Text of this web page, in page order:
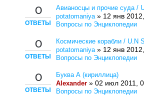
0
ОТВЕТЫ
Авианосцы и прочие суда /
potatomaniya» 12 янв
Вопросы по Энциклопедии
0
ОТВЕТЫ
Космические корабли / U.N
potatomaniya» 12 янв
Вопросы по Энциклопедии
0
ОТВЕТЫ
Буква А (кириллица)
Alexander » 02 июл 2011,
Вопросы по Энциклопедии